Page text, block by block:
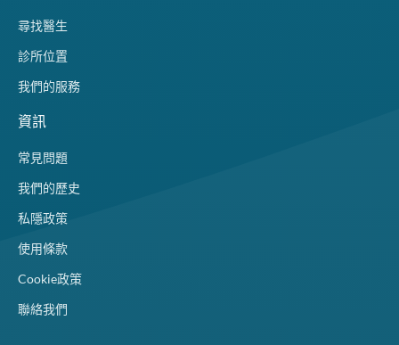
尋找醫生
診所位置
我們的服務
資訊
常見問題
我們的歷史
私隱政策
使用條款
Cookie政策
聯絡我們